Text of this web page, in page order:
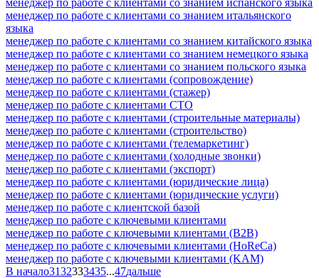
менеджер по работе с клиентами со знанием итальянского
языка
менеджер по работе с клиентами со знанием китайского языка
менеджер по работе с клиентами со знанием немецкого языка
менеджер по работе с клиентами со знанием польского языка
менеджер по работе с клиентами (сопровождение)
менеджер по работе с клиентами (стажер)
менеджер по работе с клиентами СТО
менеджер по работе с клиентами (строительные материалы)
менеджер по работе с клиентами (строительство)
менеджер по работе с клиентами (телемаркетинг)
менеджер по работе с клиентами (холодные звонки)
менеджер по работе с клиентами (экспорт)
менеджер по работе с клиентами (юридические лица)
менеджер по работе с клиентами (юридические услуги)
менеджер по работе с клиентской базой
менеджер по работе с ключевыми клиентами
менеджер по работе с ключевыми клиентами (B2B)
менеджер по работе с ключевыми клиентами (HoReCa)
менеджер по работе с ключевыми клиентами (KAM)
В начало3132333435...47дальше